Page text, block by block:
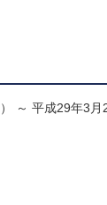
～ 平成29年3